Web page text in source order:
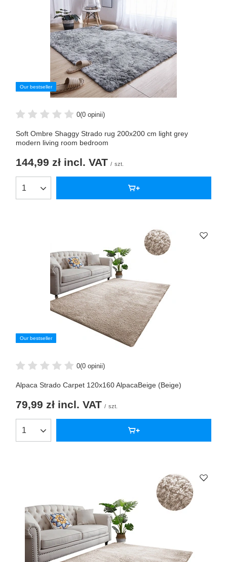
Our bestseller
0(0 opinii)
Soft Ombre Shaggy Strado rug 200x200 cm light grey
modern living room bedroom
144,99 zł incl. VAT / szt.
Our bestseller
0(0 opinii)
Alpaca Strado Carpet 120x160 AlpacaBeige (Beige)
79,99 zł incl. VAT / szt.